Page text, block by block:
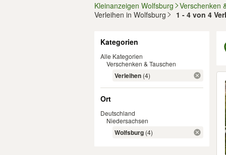
Kleinanzeigen Wolfsburg
Verschenken
Verleihen in Wolfsburg
1 - 4 von 4
Kategorien
Alle Kategorien
Verschenken & Tauschen
Verleihen (4)
Ort
Deutschland
Niedersachsen
Wolfsburg (4)